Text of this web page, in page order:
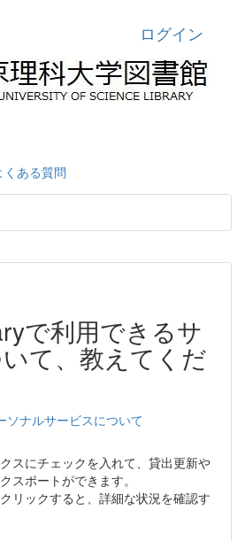
ログイン
くある質問
で利用できるサ
て、教えてくだ
ソナルサービスについて
スにチェックを入れて、貸出更新や
スポートができます。
リックすると、詳細な状況を確認す